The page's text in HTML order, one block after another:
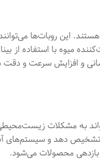
این روبات‌ها
میوه با استفاده از
و افزایش سرعت و
به مشکلات
تشخیص دهد و سیستم‌های
محصولات می‌شود.